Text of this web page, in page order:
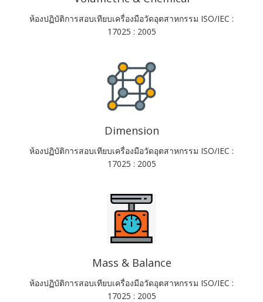
ห้องปฏิบัติการสอบเทียบเครื่องมือวัดอุตสาหกรรม ISO/IEC :
17025 : 2005
Dimension
ห้องปฏิบัติการสอบเทียบเครื่องมือวัดอุตสาหกรรม ISO/IEC :
17025 : 2005
Mass & Balance
ห้องปฏิบัติการสอบเทียบเครื่องมือวัดอุตสาหกรรม ISO/IEC :
17025 : 2005